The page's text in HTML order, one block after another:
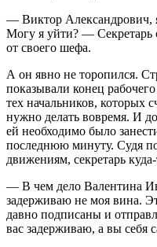
— Виктор Александрович,
Могу я уйти? — Секретарь
от своего шефа.
А он явно не торопился.
показывали конец
тех начальников, которых
нужно делать вовремя. И
ей необходимо было
последнюю минуту. Судя
движениям, секретарь
— В чем дело Валентина
задерживаю не моя вина.
давно подписаны и
вас задерживаю, а вы себя